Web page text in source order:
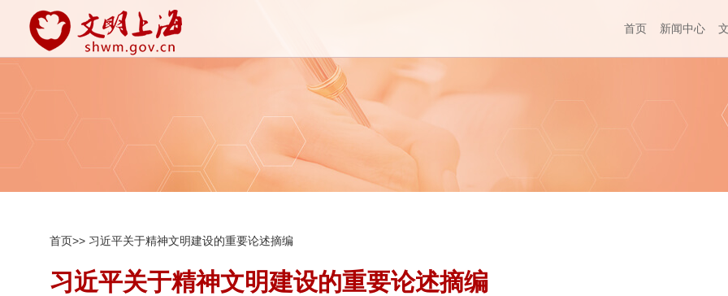
首页 新闻中心
首页>> 习近平关于精神文明建设的重要论述摘编
习近平关于精神文明建设的重要论述摘编